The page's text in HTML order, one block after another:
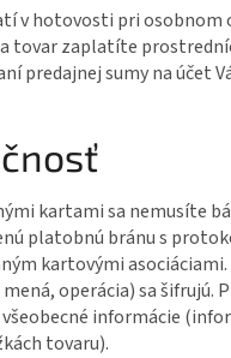
v hotovosti pri osobnom
tovar zaplatíte
predajnej sumy na účet
kartami sa nemusíte
platobnú bránu s
kartovými
operácia) sa šifrujú.
informácie
tovaru).